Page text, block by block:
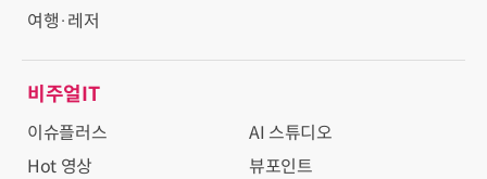
여행·레저
비주얼IT
이슈플러스
AI 스튜디오
Hot 영상
뷰포인트